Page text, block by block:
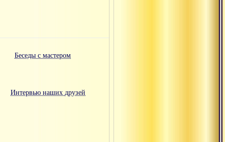
Беседы с мастером
Интервью наших друзей